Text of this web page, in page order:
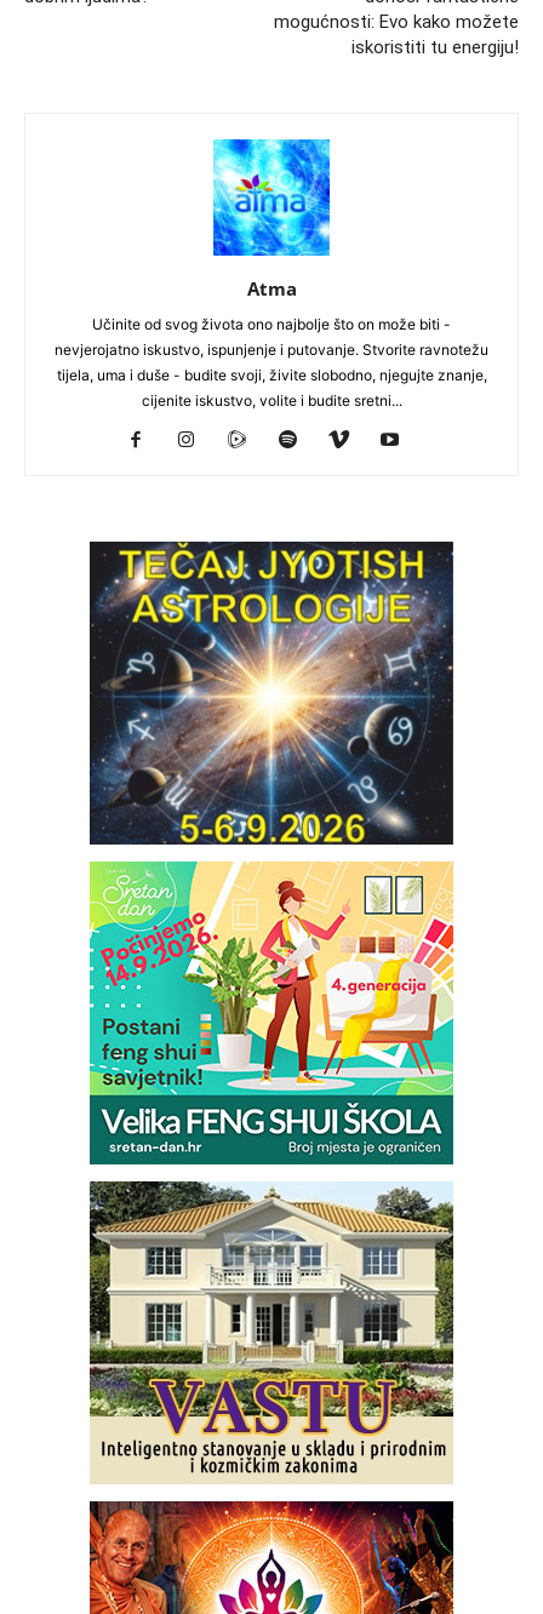
mogućnosti: Evo kako možete
iskoristiti tu energiju!
Atma
Učinite od svog života ono najbolje što on može biti -
nevjerojatno iskustvo, ispunjenje i putovanje. Stvorite ravnotežu
tijela, uma i duše - budite svoji, živite slobodno, njegujte znanje,
cijenite iskustvo, volite i budite sretni...